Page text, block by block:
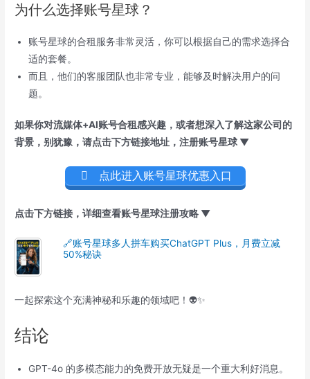
为什么选择账号星球？
账号星球的合租服务非常灵活，你可以根据自己的需求选择合
适的套餐。
而且，他们的客服团队也非常专业，能够及时解决用户的问
题。
如果你对流媒体+AI账号合租感兴趣，或者想深入了解这家公司的
背景，别犹豫，请点击下方链接地址，注册账号星球 ▼
点此进入账号星球优惠入口
点击下方链接，详细查看账号星球注册攻略 ▼
🔗账号星球多人拼车购买ChatGPT Plus，月费立减
50%秘诀
一起探索这个充满神秘和乐趣的领域吧！👽✨
结论
GPT-4o 的多模态能力的免费开放无疑是一个重大利好消息。